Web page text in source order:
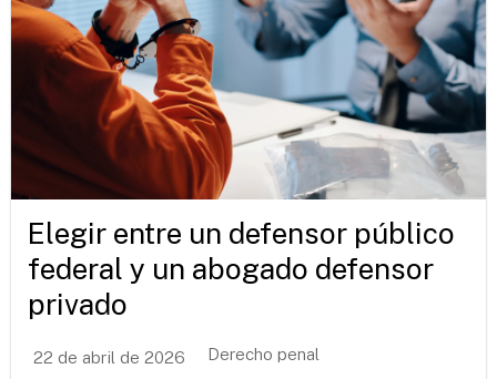
Elegir entre un defensor público
federal y un abogado defensor
privado
22 de abril de 2026 Derecho penal